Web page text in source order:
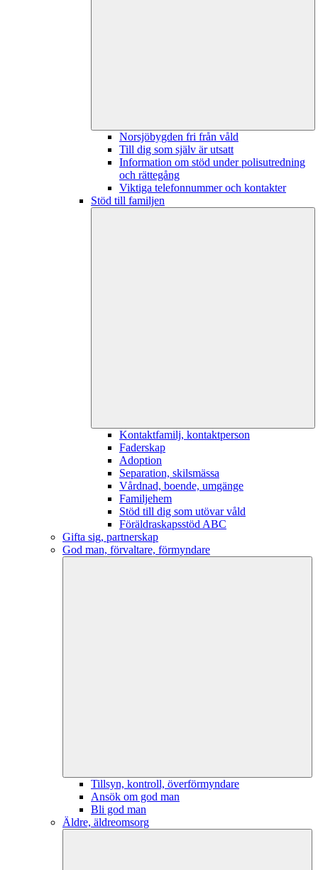
Norsjöbygden fri från våld
Till dig som själv är utsatt
Information om stöd under polisutredning
och rättegång
Viktiga telefonnummer och kontakter
Stöd till familjen
Kontaktfamilj, kontaktperson
Faderskap
Adoption
Separation, skilsmässa
Vårdnad, boende, umgänge
Familjehem
Stöd till dig som utövar våld
Föräldraskapsstöd ABC
Gifta sig, partnerskap
God man, förvaltare, förmyndare
Tillsyn, kontroll, överförmyndare
Ansök om god man
Bli god man
Äldre, äldreomsorg